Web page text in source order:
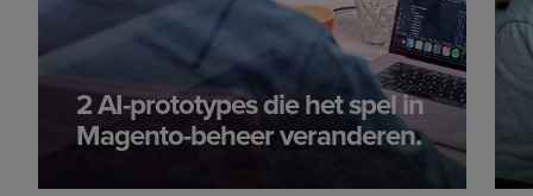
2 AI-prototypes die het spel in
Magento-beheer veranderen.